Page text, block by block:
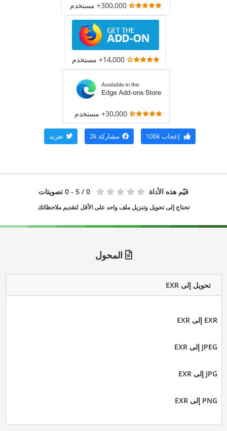
300,000+ مستخدم
14,000+ مستخدم
30,000+ مستخدم
إعجاب106k مشاركة 2k تغريد
قيّم هذه الأداة 0 / 5 - 0 تصويتات
تحتاج إلى تحويل وتنزيل ملف واحد على الأقل لتقديم ملاحظاتك
المحول
تحويل إلى EXR
EXR إلى EXR
JPEG إلى EXR
JPG إلى EXR
PNG إلى EXR